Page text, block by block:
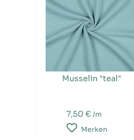
Musselin "teal"
7,50 € /m
Merken